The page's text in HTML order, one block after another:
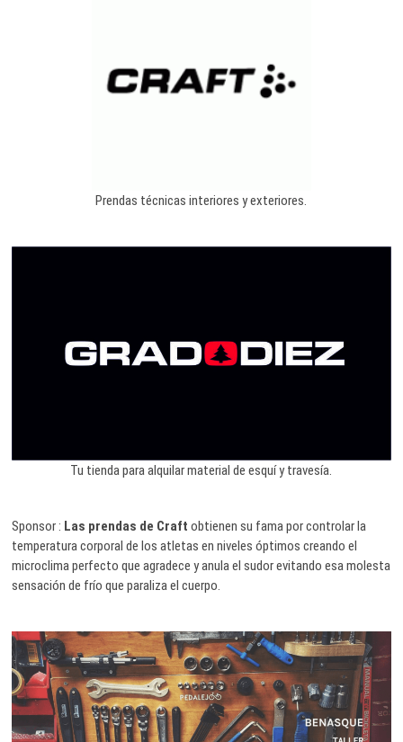
Prendas técnicas interiores y exteriores.
Tu tienda para alquilar material de esquí y travesía.
Sponsor : Las prendas de Craft obtienen su fama por controlar la
temperatura corporal de los atletas en niveles óptimos creando el
microclima perfecto que agradece y anula el sudor evitando esa molesta
sensación de frío que paraliza el cuerpo.